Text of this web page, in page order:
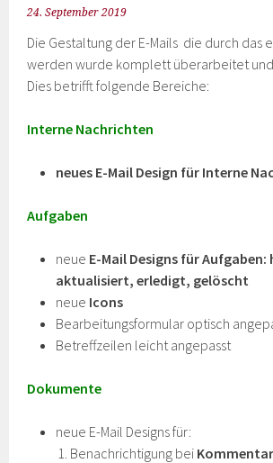
24. September 2019
Die Gestaltung der E-Mails die durch das
werden wurde komplett überarbeitet
Dies betrifft folgende Bereiche:
Interne Nachrichten
neues E-Mail Design für Interne
Aufgaben
neue E-Mail Designs für
aktualisiert, erledigt, gelöscht
neue Icons
Bearbeitungsformular optisch
Betreffzeilen leicht angepasst
Dokumente
neue E-Mail Designs für:
Benachrichtigung bei